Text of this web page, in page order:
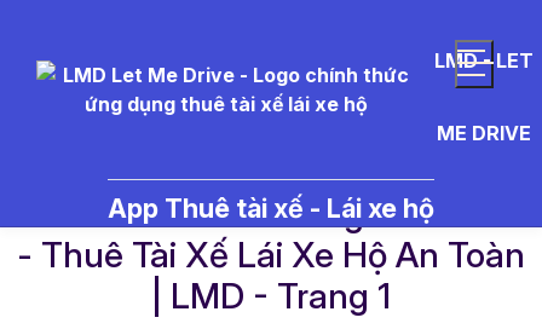
LMD - LET
ME DRIVE
App Thuê tài xế - Lái xe hộ
- Thuê Tài Xế Lái Xe Hộ An Toàn
| LMD - Trang 1​